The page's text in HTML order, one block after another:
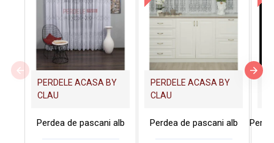
PERDELE ACASA BY
CLAU
Perdea de pascani alb
PERDELE ACASA BY
CLAU
Perdea de pascani alb